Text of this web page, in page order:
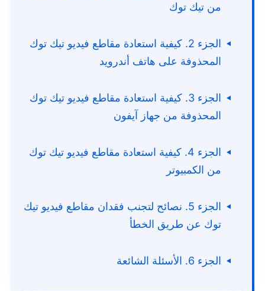
من تيك توك
الجزء 2. كيفية استعادة مقاطع فيديو تيك توك
المحذوفة على هاتف أندرويد
الجزء 3. كيفية استعادة مقاطع فيديو تيك توك
المحذوفة من جهاز آيفون
الجزء 4. كيفية استعادة مقاطع فيديو تيك توك
من الكمبيوتر
الجزء 5. نصائح لتجنب فقدان مقاطع فيديو تيك
توك عن طريق الخطأ
الجزء 6. الأسئلة الشائعة